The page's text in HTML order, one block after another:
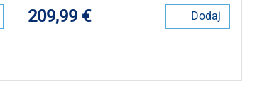
209,99 € Dodaj